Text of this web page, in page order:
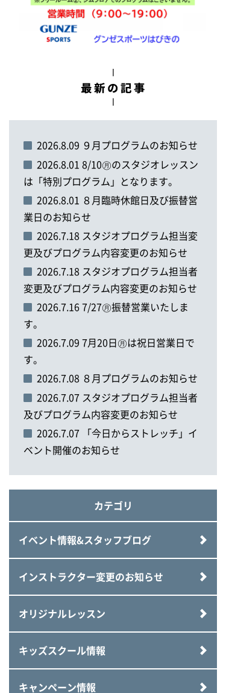
2026.8.09 ９月プログラムのお知らせ
2026.8.01 8/10㊊のスタジオレッスン
は「特別プログラム」となります。
2026.8.01 ８月臨時休館日及び振替営
業日のお知らせ
2026.7.18 スタジオプログラム担当変
更及びプログラム内容変更のお知らせ
2026.7.18 スタジオプログラム担当者
変更及びプログラム内容変更のお知らせ
2026.7.16 7/27㊊振替営業いたしま
す。
2026.7.09 7月20日㊊は祝日営業日で
す。
2026.7.08 ８月プログラムのお知らせ
2026.7.07 スタジオプログラム担当者
及びプログラム内容変更のお知らせ
2026.7.07 「今日からストレッチ」イ
ベント開催のお知らせ
カテゴリ
イベント情報&スタッフブログ
インストラクター変更のお知らせ
オリジナルレッスン
キッズスクール情報
キャンペーン情報